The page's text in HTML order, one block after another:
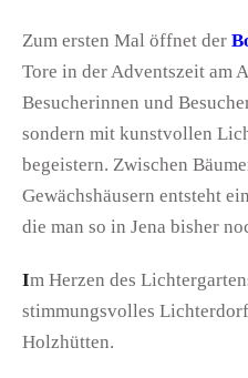
Zum ersten Mal öffnet der
Tore in der Adventszeit am
Besucherinnen und
sondern mit kunstvollen
begeistern. Zwischen
Gewächshäusern entsteht
die man so in Jena bisher
Im Herzen des
stimmungsvolles
Holzhütten.